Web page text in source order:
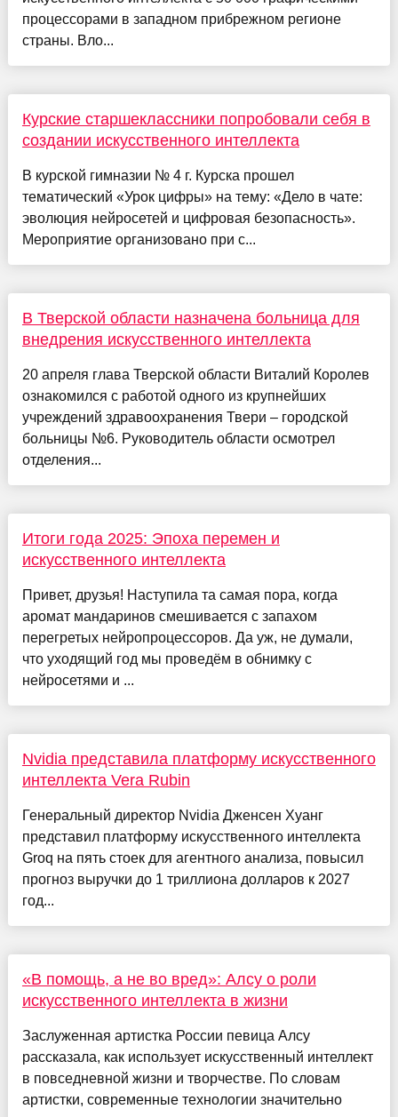
процессорами в западном прибрежном регионе
страны. Вло...
Курские старшеклассники попробовали себя в
создании искусственного интеллекта
В курской гимназии № 4 г. Курска прошел
тематический «Урок цифры» на тему: «Дело в чате:
эволюция нейросетей и цифровая безопасность».
Мероприятие организовано при с...
В Тверской области назначена больница для
внедрения искусственного интеллекта
20 апреля глава Тверской области Виталий Королев
ознакомился с работой одного из крупнейших
учреждений здравоохранения Твери – городской
больницы №6. Руководитель области осмотрел
отделения...
Итоги года 2025: Эпоха перемен и
искусственного интеллекта
Привет, друзья! Наступила та самая пора, когда
аромат мандаринов смешивается с запахом
перегретых нейропроцессоров. Да уж, не думали,
что уходящий год мы проведём в обнимку с
нейросетями и ...
Nvidia представила платформу искусственного
интеллекта Vera Rubin
Генеральный директор Nvidia Дженсен Хуанг
представил платформу искусственного интеллекта
Groq на пять стоек для агентного анализа, повысил
прогноз выручки до 1 триллиона долларов к 2027
год...
«В помощь, а не во вред»: Алсу о роли
искусственного интеллекта в жизни
Заслуженная артистка России певица Алсу
рассказала, как использует искусственный интеллект
в повседневной жизни и творчестве. По словам
артистки, современные технологии значительно